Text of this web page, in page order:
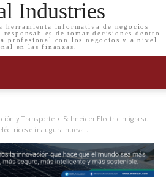
Industries
herramienta informativa de negocios
de tomar decisiones dentro
profesional con los negocios y a nivel
en las finanzas.
y Transporte
Schneider Electric migra su
e inaugura nueva...